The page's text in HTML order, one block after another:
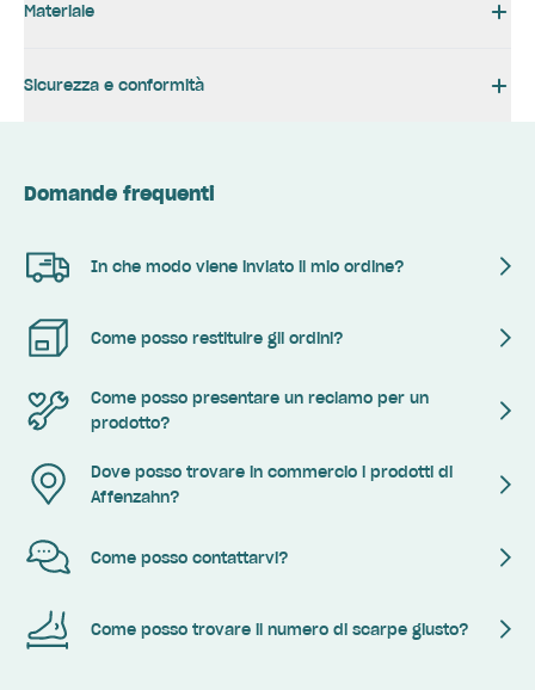
Materiale
Sicurezza e conformità
Domande frequenti
In che modo viene inviato il mio ordine?
Come posso restituire gli ordini?
Come posso presentare un reclamo per un
prodotto?
Dove posso trovare in commercio i prodotti di
Affenzahn?
Come posso contattarvi?
Come posso trovare il numero di scarpe giusto?